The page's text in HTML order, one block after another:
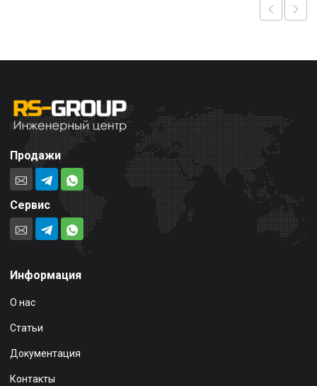
Продажи
Сервис
Информация
О нас
Статьи
Документация
Контакты